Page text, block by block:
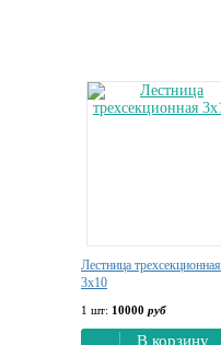
Лестница трехсекционная
3х10
1 шт: 10000 руб
В корзину